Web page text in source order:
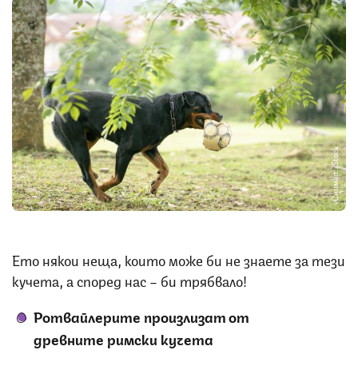
Снимка: iStock
Ето някои неща, които може би не знаете за тези
кучета, а според нас – би трябвало!
Ротвайлерите произлизат от
древните римски кучета